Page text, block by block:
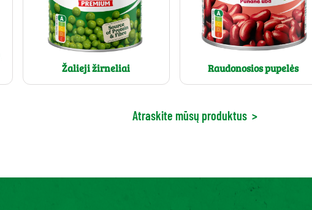
Žalieji žirneliai Raudonosios pupelės
Atraskite mūsų produktus >